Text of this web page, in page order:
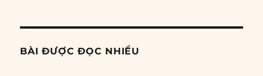
BÀI ĐƯỢC ĐỌC NHIỀU